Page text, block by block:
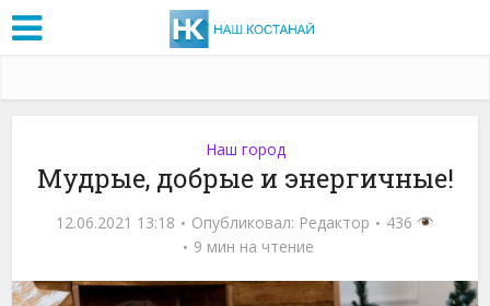
Наш город
Мудрые, добрые и энергичные!
12.06.2021 13:18 Опубликовал: Редактор
436
9 мин на чтение